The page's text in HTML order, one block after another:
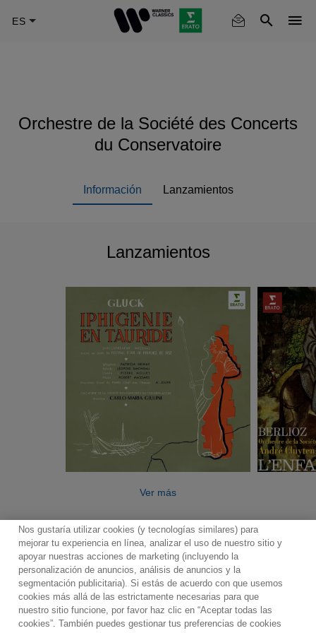
Orchestre de la Société des Concerts
du Conservatoire
Información Lanzamientos
Lanzamientos
Ver más
Contacto Boletin informativo
Términos de Uso
Política de Privacidad
Mapa web
Política de cookies
Nos gustaría utilizar cookies (y tecnologías similares) para
mejorar tu experiencia en línea, analizar el uso de nuestro sitio y
apoyar nuestras acciones de marketing (incluyendo la
personalización de anuncios, análisis de anuncios y la
segmentación publicitaria). Si estás de acuerdo con que usemos
cookies más allá de las estrictamente necesarias para que
nuestro sitio funcione, por favor haz clic en “Aceptar todas las
cookies”. También puedes gestionar tus preferencias de cookies